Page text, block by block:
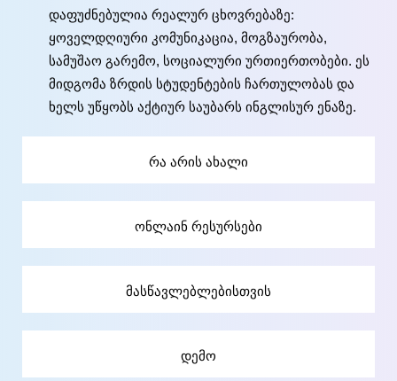
რა არის ახალი
ონლაინ რესურსები
მასწავლებლებისთვის
დემო
დაფუძნებულია რეალურ ცხოვრებაზე:
ყოველდღიური კომუნიკაცია, მოგზაურობა,
სამუშაო გარემო, სოციალური ურთიერთობები. ეს
მიდგომა ზრდის სტუდენტების ჩართულობას და
ხელს უწყობს აქტიურ საუბარს ინგლისურ ენაზე.